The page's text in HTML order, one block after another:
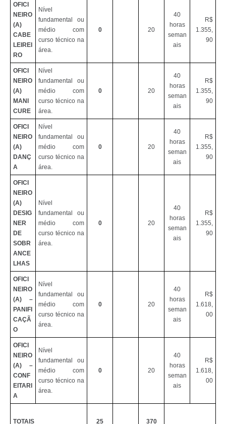
OFICI
NEIRO
(A)
CABE
LEIREI
RO
Nível
fundamental ou
médio com
curso técnico na
área.
0 20
40
horas
seman
ais
R$
1.355,
90
OFICI
NEIRO
(A)
MANI
CURE
Nível
fundamental ou
médio com
curso técnico na
área.
0 20
40
horas
seman
ais
R$
1.355,
90
OFICI
NEIRO
(A)
DANÇ
A
Nível
fundamental ou
médio com
curso técnico na
área.
0 20
40
horas
seman
ais
R$
1.355,
90
OFICI
NEIRO
(A)
DESIG
NER
DE
SOBR
ANCE
LHAS
Nível
fundamental ou
médio com
curso técnico na
área.
0 20
40
horas
seman
ais
R$
1.355,
90
OFICI
NEIRO
(A) –
PANIFI
CAÇÃ
O
Nível
fundamental ou
médio com
curso técnico na
área.
0 20
40
horas
seman
ais
R$
1.618,
00
OFICI
NEIRO
(A) –
CONF
EITARI
A
Nível
fundamental ou
médio com
curso técnico na
área.
0 20
40
horas
seman
ais
R$
1.618,
00
TOTAIS 25 370